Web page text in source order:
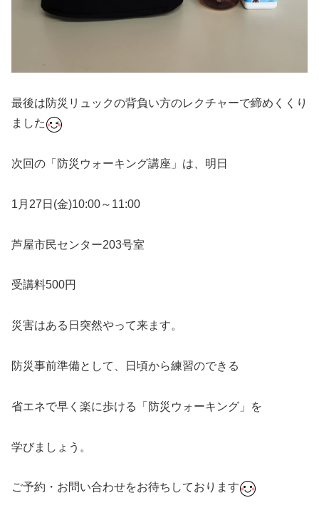
最後は防災リュックの背負い方のレクチャーで締めくくり
ました
次回の「防災ウォーキング講座」は、明日
1月27日(金)10:00～11:00
芦屋市民センター203号室
受講料500円
災害はある日突然やって来ます。
防災事前準備として、日頃から練習のできる
省エネで早く楽に歩ける「防災ウォーキング」を
学びましょう。
ご予約・お問い合わせをお待ちしております